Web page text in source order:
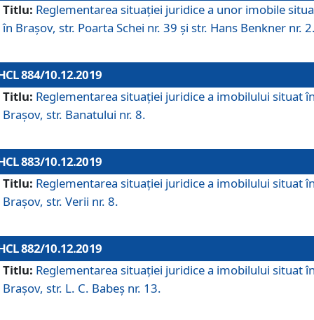
Titlu: Reglementarea situației juridice a unor imobile
în Brașov, str. Poarta Schei nr. 39 și str. Hans Benkner nr.
884/10.12.2019
Titlu: Reglementarea situației juridice a imobilului situat
Brașov, str. Banatului nr. 8.
883/10.12.2019
Titlu: Reglementarea situației juridice a imobilului situat
Brașov, str. Verii nr. 8.
882/10.12.2019
Titlu: Reglementarea situației juridice a imobilului situat
Brașov, str. L. C. Babeș nr. 13.